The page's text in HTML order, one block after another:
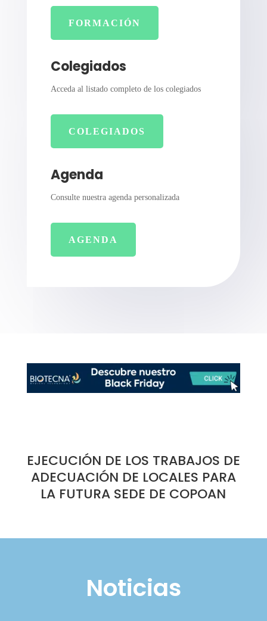
FORMACIÓN
Colegiados
Acceda al listado completo de los colegiados
COLEGIADOS
Agenda
Consulte nuestra agenda personalizada
AGENDA
EJECUCIÓN DE LOS TRABAJOS DE
ADECUACIÓN DE LOCALES PARA
LA FUTURA SEDE DE COPOAN
Noticias